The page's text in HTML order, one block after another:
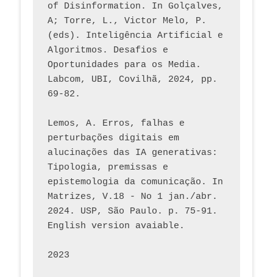
of Disinformation. In Golçalves,
A; Torre, L., Victor Melo, P.
(eds). Inteligência Artificial e
Algoritmos. Desafios e
Oportunidades para os Media.
Labcom, UBI, Covilhã, 2024, pp.
69-82.
Lemos, A. Erros, falhas e
perturbações digitais em
alucinações das IA generativas:
Tipologia, premissas e
epistemologia da comunicação. In
Matrizes, V.18 - No 1 jan./abr.
2024. USP, São Paulo. p. 75-91.
English version avaiable.
2023